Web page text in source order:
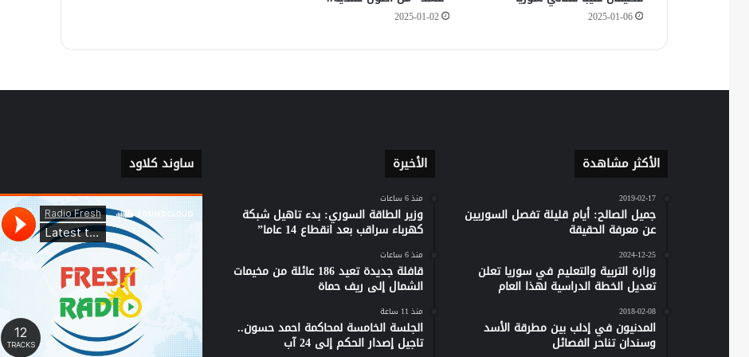
العودة إلى القرى والبلدات المدمرة.
2025-01-06
2025-01-02
الأكثر مشاهدة
2019-02-17
جميل الصالح: أيام قليلة تفصل السوريين
عن معرفة الحقيقة
2024-12-25
وزارة التربية والتعليم في سوريا تعلن
تعديل الخطة الدراسية لهذا العام
2018-02-08
المدنيون في إدلب بين مطرقة الأسد
وسندان تناحر الفصائل
الأخيرة
منذ 6 ساعات
وزير الطاقة السوري: بدء تاهيل شبكة
كهرباء سراقب بعد انقطاع 14 عاما”
منذ 6 ساعات
قافلة جديدة تعيد 186 عائلة من مخيمات
الشمال إلى ريف حماة
منذ 11 ساعة
الجلسة الخامسة لمحاكمة احمد حسون..
تاجيل إصدار الحكم إلى 24 آب
ساوند كلاود